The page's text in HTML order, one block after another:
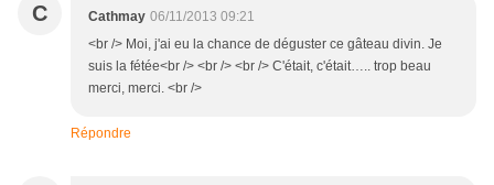
C Cathmay 06/11/2013 09:21
<br /> Moi, j'ai eu la chance de déguster ce gâteau divin. Je
suis la fétée<br /> <br /> <br /> C'était, c'était….. trop beau
merci, merci. <br />
Répondre